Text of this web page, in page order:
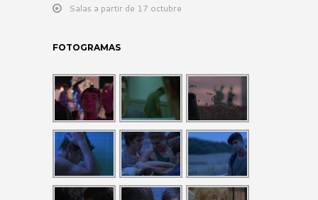
Salas a partir de 17 octubre
FOTOGRAMAS